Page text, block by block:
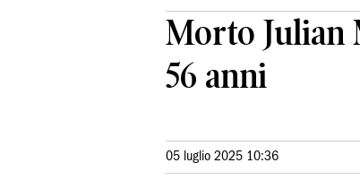
Morto Julian
56 anni
05 luglio 2025 10:36